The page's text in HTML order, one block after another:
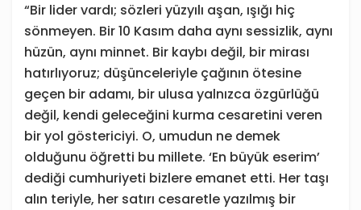
“Bir lider vardı; sözleri yüzyılı aşan, ışığı hiç
sönmeyen. Bir 10 Kasım daha aynı sessizlik, aynı
hüzün, aynı minnet. Bir kaybı değil, bir mirası
hatırlıyoruz; düşünceleriyle çağının ötesine
geçen bir adamı, bir ulusa yalnızca özgürlüğü
değil, kendi geleceğini kurma cesaretini veren
bir yol göstericiyi. O, umudun ne demek
olduğunu öğretti bu millete. ‘En büyük eserim’
dediği cumhuriyeti bizlere emanet etti. Her taşı
alın teriyle, her satırı cesaretle yazılmış bir